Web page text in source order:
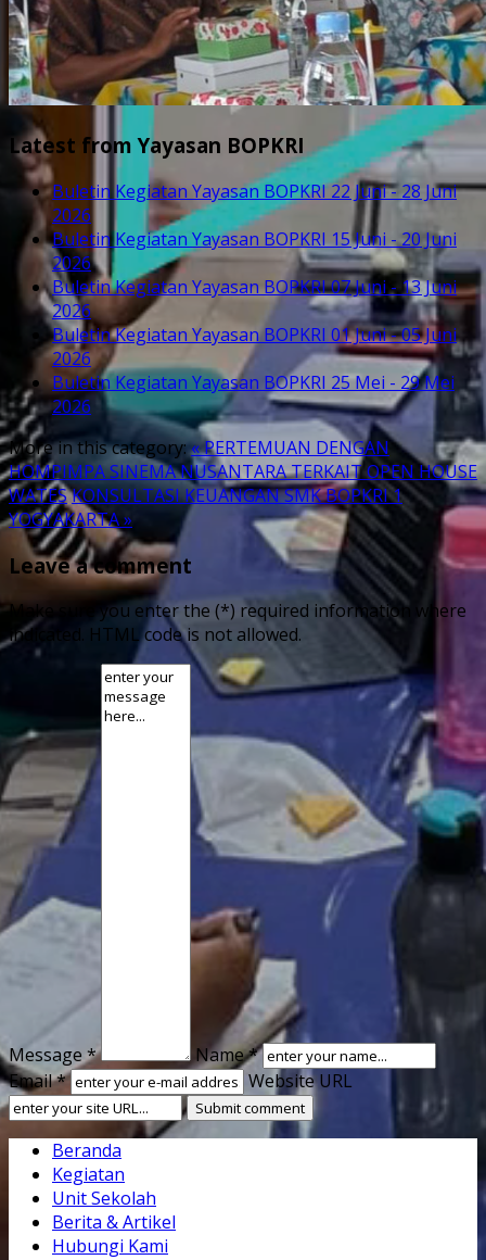
Latest from Yayasan BOPKRI
Buletin Kegiatan Yayasan BOPKRI 22 Juni - 28 Juni
2026
Buletin Kegiatan Yayasan BOPKRI 15 Juni - 20 Juni
2026
Buletin Kegiatan Yayasan BOPKRI 07 Juni - 13 Juni
2026
Buletin Kegiatan Yayasan BOPKRI 01 Juni - 05 Juni
2026
Buletin Kegiatan Yayasan BOPKRI 25 Mei - 29 Mei
2026
More in this category:« PERTEMUAN DENGAN
HOMPIMPA SINEMA NUSANTARA TERKAIT OPEN HOUSE
WATESKONSULTASI KEUANGAN SMK BOPKRI 1
YOGYAKARTA »
Leave a comment
Make sure you enter the (*) required information where
indicated. HTML code is not allowed.
Message *
Name *
Email *
Website URL
Beranda
Kegiatan
Unit Sekolah
Berita & Artikel
Hubungi Kami